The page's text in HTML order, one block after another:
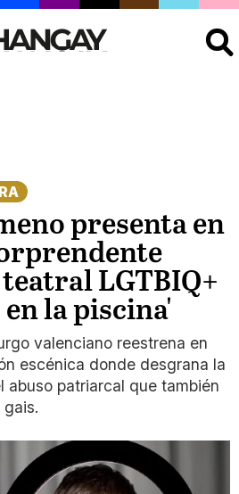
presenta en
LGTBIQ+
la piscina'
valenciano reestrena en
escénica donde desgrana la
abuso patriarcal que también